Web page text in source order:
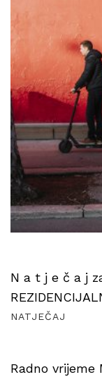
N a t j e č a j
NATJEČAJ
Radno vrijeme